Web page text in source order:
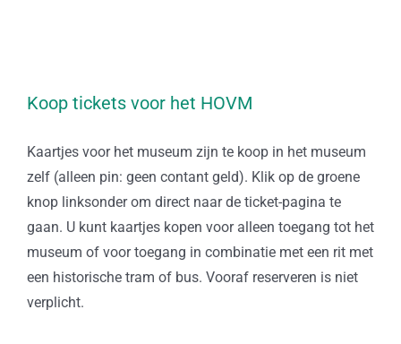
Koop tickets voor het HOVM
Kaartjes voor het museum zijn te koop in het museum
zelf (alleen pin: geen contant geld). Klik op de groene
knop linksonder om direct naar de ticket-pagina te
gaan. U kunt kaartjes kopen voor alleen toegang tot het
museum of voor toegang in combinatie met een rit met
een historische tram of bus. Vooraf reserveren is niet
verplicht.